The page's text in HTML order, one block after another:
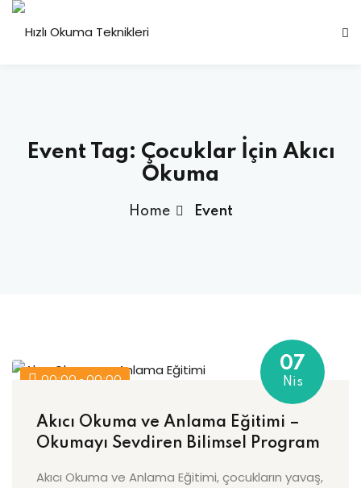
Event Tag: Çocuklar İçin Akıcı
Okuma
Home Event
00:00 - 00:00
07
Nis
Akıcı Okuma ve Anlama Eğitimi –
Okumayı Sevdiren Bilimsel Program
Akıcı Okuma ve Anlama Eğitimi, çocukların yavaş,
Sign in
Sign up
Sign in